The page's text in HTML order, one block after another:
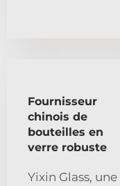
Fournisseur
chinois de
bouteilles en
verre robuste
Yixin Glass, une